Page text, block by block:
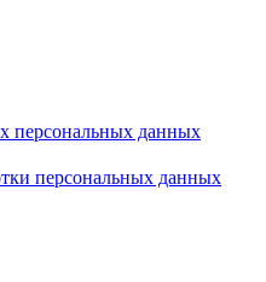
персональных данных
персональных данных